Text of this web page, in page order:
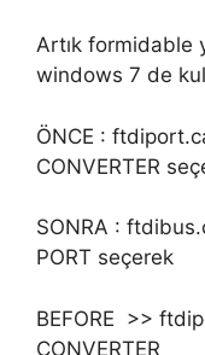
Artık formidable
windows 7 de
ÖNCE :
CONVERTER
SONRA :
PORT seçerek
BEFORE >>
CONVERTER